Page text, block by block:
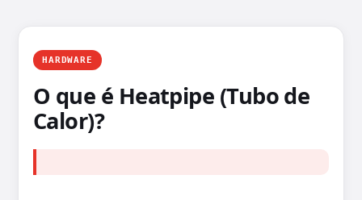
HARDWARE
O que é Heatpipe (Tubo de
Calor)?